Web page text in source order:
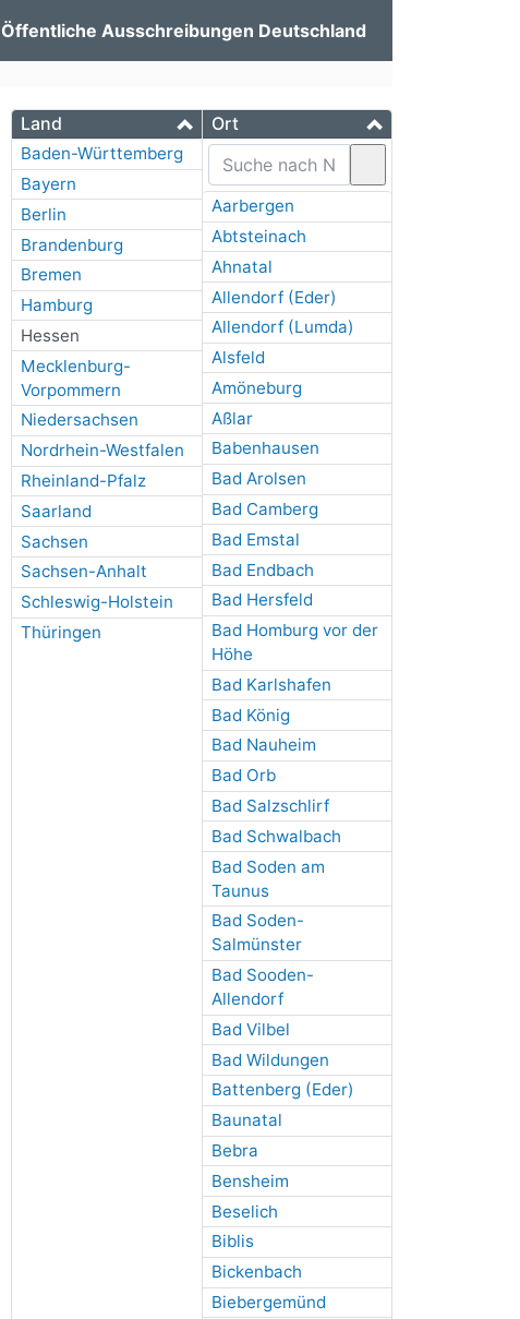
Öffentliche Ausschreibungen Deutschland
Land
Baden-Württemberg
Bayern
Berlin
Brandenburg
Bremen
Hamburg
Hessen
Mecklenburg-
Vorpommern
Niedersachsen
Nordrhein-Westfalen
Rheinland-Pfalz
Saarland
Sachsen
Sachsen-Anhalt
Schleswig-Holstein
Thüringen
Ort
Aarbergen
Abtsteinach
Ahnatal
Allendorf (Eder)
Allendorf (Lumda)
Alsfeld
Amöneburg
Aßlar
Babenhausen
Bad Arolsen
Bad Camberg
Bad Emstal
Bad Endbach
Bad Hersfeld
Bad Homburg vor der
Höhe
Bad Karlshafen
Bad König
Bad Nauheim
Bad Orb
Bad Salzschlirf
Bad Schwalbach
Bad Soden am
Taunus
Bad Soden-
Salmünster
Bad Sooden-
Allendorf
Bad Vilbel
Bad Wildungen
Battenberg (Eder)
Baunatal
Bebra
Bensheim
Beselich
Biblis
Bickenbach
Biebergemünd